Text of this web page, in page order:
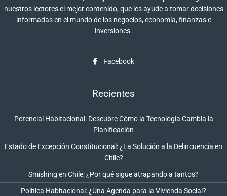
nuestros lectores el mejor contenido, que les ayude a tomar decisiones
informadas en el mundo de los negocios, economía, finanzas e
inversiones.
Facebook
Recientes
Potencial Habitacional: Descubre Cómo la Tecnología Cambia la
Planificación
Estado de Excepción Constitucional: ¿La Solución a la Delincuencia en
Chile?
Smishing en Chile: ¿Por qué sigue atrapando a tantos?
Política Habitacional: ¿Una Agenda para la Vivienda Social?